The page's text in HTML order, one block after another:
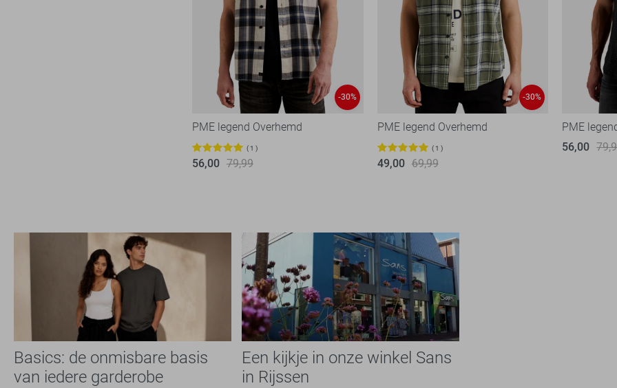
-30%
PME legend Overhemd
1
56,00 79,99
-30%
PME legend Overhemd
1
49,00 69,99
PME
56,00
Basics: de onmisbare basis
van iedere garderobe
Een kijkje in onze winkel Sans
in Rijssen